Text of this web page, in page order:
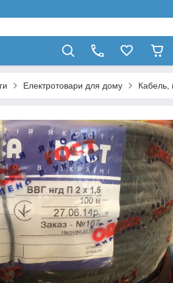
Електротовари для дому Кабель,